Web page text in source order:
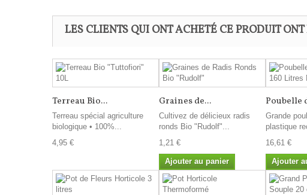
LES CLIENTS QUI ONT ACHETÉ CE PRODUIT
Terreau Bio...
Terreau spécial agriculture
biologique • 100%...
4,95 €
Graines de...
Cultivez de délicieux radis
ronds Bio "Rudolf"...
1,21 €
Ajouter au panier
Poubelle
Grande
plastique
16,61 €
Ajouter